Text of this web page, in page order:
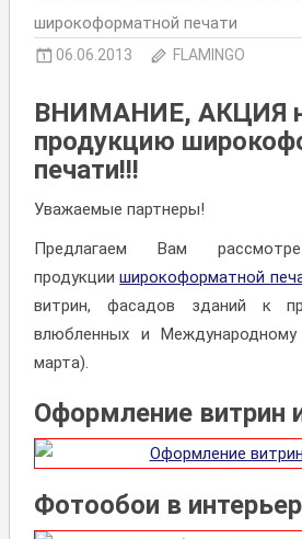
широкоформатной печати
06.06.2013 FLAMINGO
ВНИМАНИЕ, АКЦИЯ
продукцию
печати!!!
Уважаемые партнеры!
Предлагаем Вам
продукцииширокоформатной
витрин, фасадов зданий к
влюбленных и
марта).
Оформление витрин
Фотообои в